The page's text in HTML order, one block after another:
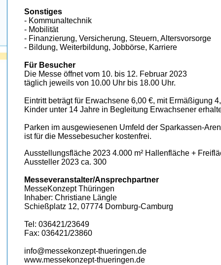
Sonstiges
- Kommunaltechnik
- Mobilität
- Finanzierung, Versicherung, Steuern, Altersvorsorge
- Bildung, Weiterbildung, Jobbörse, Karriere
Für Besucher
Die Messe öffnet vom 10. bis 12. Februar 2023
täglich jeweils von 10.00 Uhr bis 18.00 Uhr.
Eintritt beträgt für Erwachsene 6,00 €, mit Ermäßigung
Kinder unter 14 Jahre in Begleitung Erwachsener
Parken im ausgewiesenen Umfeld der Sparkassen-
ist für die Messebesucher kostenfrei.
Ausstellungsfläche 2023 4.000 m² Hallenfläche +
Aussteller 2023 ca. 300
Messeveranstalter/Ansprechpartner
MesseKonzept Thüringen
Inhaber: Christiane Längle
Schießplatz 12, 07774 Dornburg-Camburg
Tel: 036421/23649
Fax: 036421/23860
info@messekonzept-thueringen.de
www.messekonzept-thueringen.de